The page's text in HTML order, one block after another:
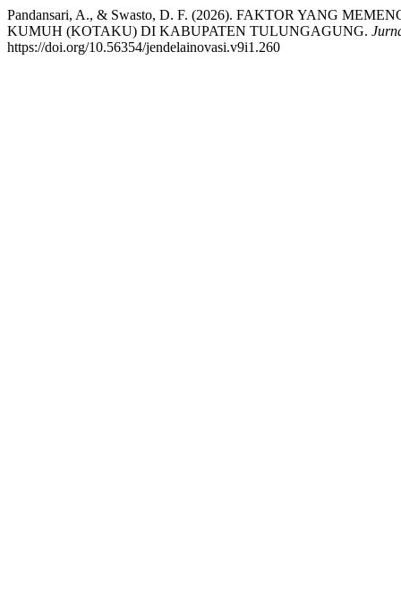
Pandansari, A., & Swasto, D. F. (2026). FAKTOR YANG
KUMUH (KOTAKU) DI KABUPATEN TULUNGAGUNG.
https://doi.org/10.56354/jendelainovasi.v9i1.260